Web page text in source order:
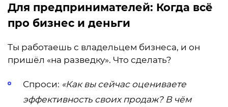
Для предпринимателей: Когда всё
про бизнес и деньги
Ты работаешь с владельцем бизнеса, и он
пришёл «на разведку». Что сделать?
Спроси: «Как вы сейчас оцениваете
эффективность своих продаж? В чём